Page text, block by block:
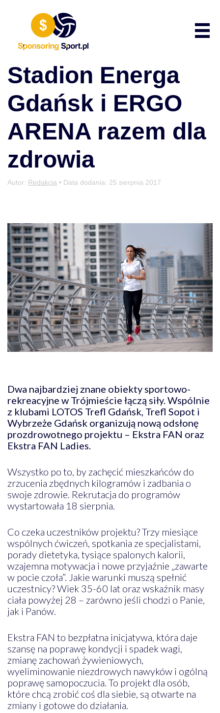
Stadion Energa
Gdańsk i ERGO
ARENA razem dla
zdrowia
Autor: Redakcja • Data dodania: 25 sierpnia 2017
Dwa najbardziej znane obiekty sportowo-
rekreacyjne w Trójmieście łączą siły. Wspólnie
z klubami LOTOS Trefl Gdańsk, Trefl Sopot i
Wybrzeże Gdańsk organizują nową odsłonę
prozdrowotnego projektu – Ekstra FAN oraz
Ekstra FAN Ladies.
Wszystko po to, by zachęcić mieszkańców do
zrzucenia zbędnych kilogramów i zadbania o
swoje zdrowie. Rekrutacja do programów
wystartowała 18 sierpnia.
Co czeka uczestników projektu? Trzy miesiące
wspólnych ćwiczeń, spotkania ze specjalistami,
porady dietetyka, tysiące spalonych kalorii,
wzajemna motywacja i nowe przyjaźnie „zawarte
w pocie czoła”. Jakie warunki muszą spełnić
uczestnicy? Wiek 35-60 lat oraz wskaźnik masy
ciała powyżej 28 – zarówno jeśli chodzi o Panie,
jak i Panów.
Ekstra FAN to bezpłatna inicjatywa, która daje
szansę na poprawę kondycji i spadek wagi,
zmianę zachowań żywieniowych,
wyeliminowanie niezdrowych nawyków i ogólną
poprawę samopoczucia. To projekt dla osób,
które chcą zrobić coś dla siebie, są otwarte na
zmiany i gotowe do działania.